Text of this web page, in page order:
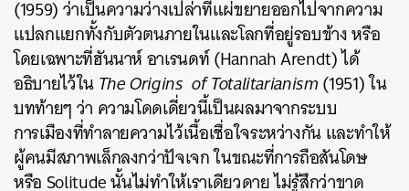
(1959)ว่าเป็นความว่างเปล่าที่แผ่ขยายออกไปจากความ
แปลกแยกทั้งกับตัวตนภายในและโลกที่อยู่รอบข้าง หรือ
โดยเฉพาะที่ฮันนาห์ อาเรนดท์ (Hannah Arendt) ได้
อธิบายไว้ในThe Origins of Totalitarianism(1951) ใน
บทท้ายๆ ว่า ความโดดเดี่ยวนี้เป็นผลมาจากระบบ
การเมืองที่ทำลายความไว้เนื้อเชื่อใจระหว่างกัน และทำให้
ผู้คนมีสภาพเล็กลงกว่าปัจเจกในขณะที่การถือสันโดษ
หรือ Solitude นั้นไม่ทำให้เราเดียวดาย ไม่รู้สึกว่าขาด